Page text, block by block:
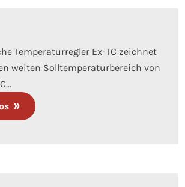
Temperaturregler Ex-TC zeichnet
weiten Solltemperaturbereich von